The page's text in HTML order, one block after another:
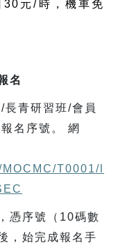
元/時，機車免
名
長青研習班/會員
名序號。 網
T0001/l
憑序號（10碼數
，始完成報名手